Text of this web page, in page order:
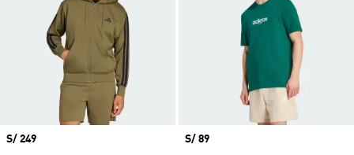
Precio
S/ 249
Precio
S/ 89